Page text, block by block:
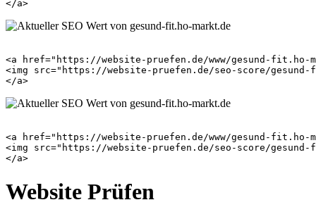
<a href="https://website-pruefen.de/www/gesund-
<img src="https://website-pruefen.de/seo-score/
<a href="https://website-pruefen.de/www/gesund-
<img src="https://website-pruefen.de/seo-score/
Website Prüfen